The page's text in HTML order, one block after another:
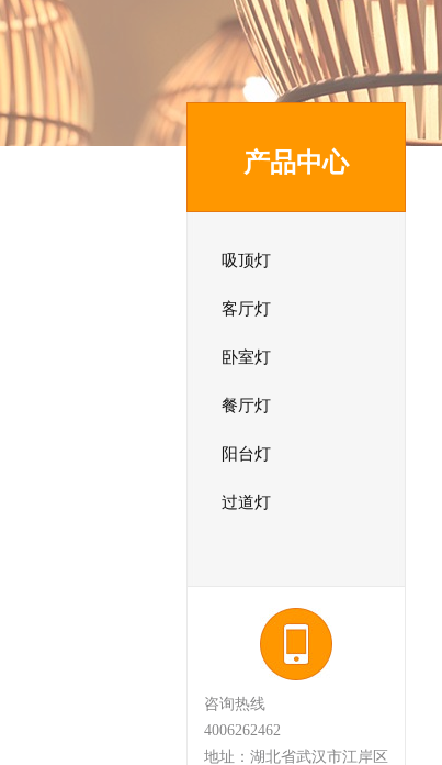
产品中心
吸顶灯
客厅灯
卧室灯
餐厅灯
阳台灯
过道灯
咨询热线
4006262462
地址：湖北省武汉市江岸区